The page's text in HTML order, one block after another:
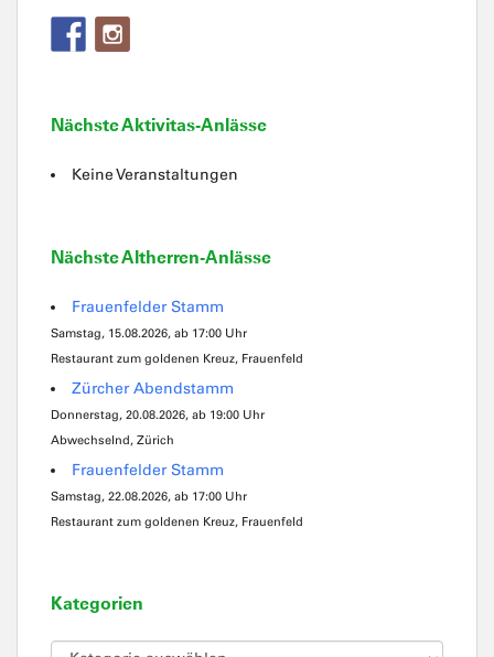
Nächste Aktivitas-Anlässe
Keine Veranstaltungen
Nächste Altherren-Anlässe
Frauenfelder Stamm
Samstag, 15.08.2026, ab 17:00 Uhr
Restaurant zum goldenen Kreuz, Frauenfeld
Zürcher Abendstamm
Donnerstag, 20.08.2026, ab 19:00 Uhr
Abwechselnd, Zürich
Frauenfelder Stamm
Samstag, 22.08.2026, ab 17:00 Uhr
Restaurant zum goldenen Kreuz, Frauenfeld
Kategorien
Kategorien